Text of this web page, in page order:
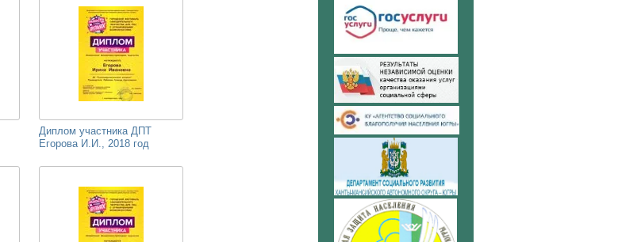
Диплом участника ДПТ
Егорова И.И., 2018 год